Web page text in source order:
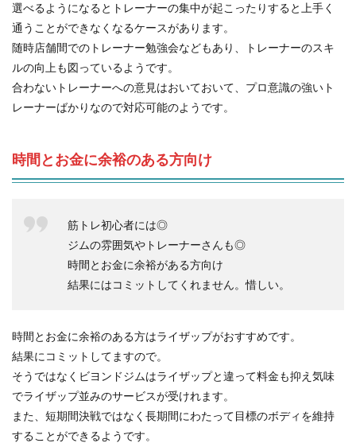
選べるようになるとトレーナーの集中が起こったりすると上手く
通うことができなくなるケースがあります。
随時店舗間でのトレーナー勉強会などもあり、トレーナーのスキ
ルの向上も図っているようです。
合わないトレーナーへの意見はおいておいて、プロ意識の強いト
レーナーばかりなので対応可能のようです。
時間とお金に余裕のある方向け
筋トレ初心者には◎
ジムの雰囲気やトレーナーさんも◎
時間とお金に余裕がある方向け
結果にはコミットしてくれません。惜しい。
時間とお金に余裕のある方はライザップがおすすめです。
結果にコミットしてますので。
そうではなくビヨンドジムはライザップと違って料金も抑え気味
でライザップ並みのサービスが受けれます。
また、短期間決戦ではなく長期間にわたって目標のボディを維持
することができるようです。